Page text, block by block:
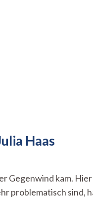
Haas
Gegenwind kam.
problematisch sind,